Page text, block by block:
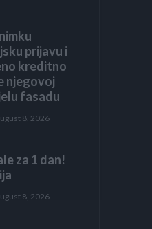
prijavu i
kreditno
njegovoj
fasadu
8, 2026
za 1 dan!
8, 2026